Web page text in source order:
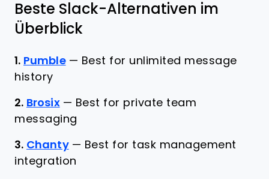
Beste Slack-Alternativen im
Überblick
1. Pumble — Best for unlimited message
history
2. Brosix — Best for private team
messaging
3. Chanty — Best for task management
integration